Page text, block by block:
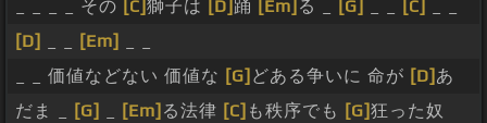
_ _ _ _ その [C] 獅子は [D] 踊 [Em] る _ [G] [C]
[D]
[Em]
_ _ 価値などない 価値な [G] どある争いに 命が [D] あ
だま _
[G] [Em] る法律 [C] も秩序でも [G]狂った奴